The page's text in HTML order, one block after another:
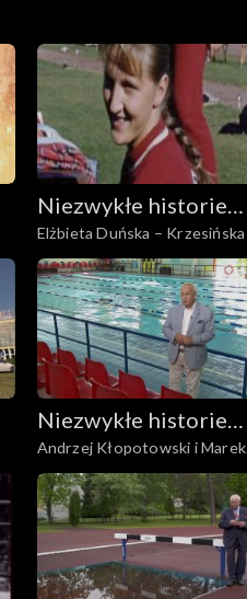
Niezwykłe historie
Biało-Czerwonych
Elżbieta Duńska – Krzesińska
Niezwykłe historie
Biało-Czerwonych
Andrzej Kłopotowski i Marek
Petrusewicz